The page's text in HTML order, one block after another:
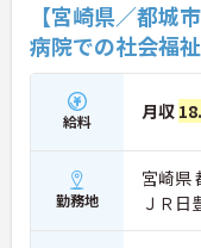
【宮崎県／都
病院での社会福
給料 月収
勤務地
宮崎県
ＪＲ日